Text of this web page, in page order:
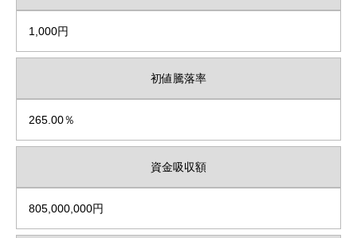
1,000円
初値騰落率
265.00％
資金吸収額
805,000,000円